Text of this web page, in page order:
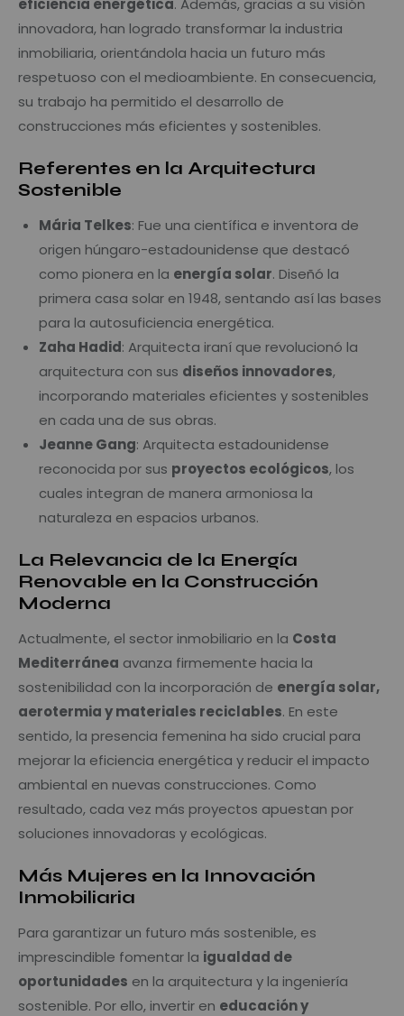
eficiencia energética. Además, gracias a su visión
innovadora, han logrado transformar la industria
inmobiliaria, orientándola hacia un futuro más
respetuoso con el medioambiente. En consecuencia,
su trabajo ha permitido el desarrollo de
construcciones más eficientes y sostenibles.
Referentes en la Arquitectura
Sostenible
Mária Telkes: Fue una científica e inventora de
origen húngaro-estadounidense que destacó
como pionera en la energía solar. Diseñó la
primera casa solar en 1948, sentando así las bases
para la autosuficiencia energética.
Zaha Hadid: Arquitecta iraní que revolucionó la
arquitectura con sus diseños innovadores,
incorporando materiales eficientes y sostenibles
en cada una de sus obras.
Jeanne Gang: Arquitecta estadounidense
reconocida por sus proyectos ecológicos, los
cuales integran de manera armoniosa la
naturaleza en espacios urbanos.
La Relevancia de la Energía
Renovable en la Construcción
Moderna
Actualmente, el sector inmobiliario en la Costa
Mediterránea avanza firmemente hacia la
sostenibilidad con la incorporación de energía solar,
aerotermia y materiales reciclables. En este
sentido, la presencia femenina ha sido crucial para
mejorar la eficiencia energética y reducir el impacto
ambiental en nuevas construcciones. Como
resultado, cada vez más proyectos apuestan por
soluciones innovadoras y ecológicas.
Más Mujeres en la Innovación
Inmobiliaria
Para garantizar un futuro más sostenible, es
imprescindible fomentar la igualdad de
oportunidades en la arquitectura y la ingeniería
sostenible. Por ello, invertir en educación y